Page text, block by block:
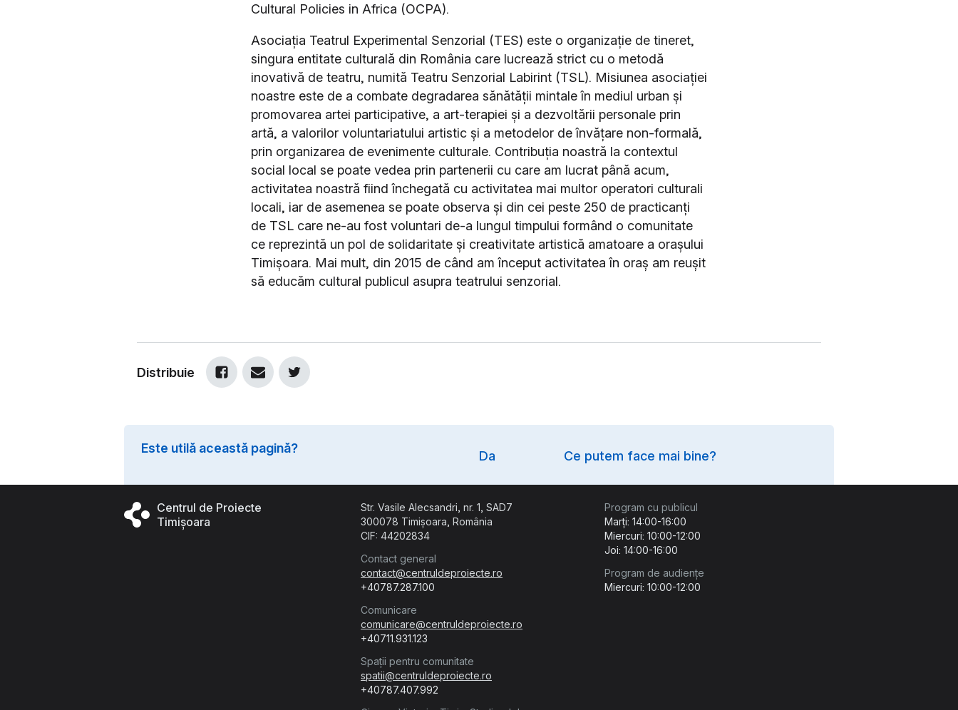
Cultural Policies in Africa (OCPA).
Asociația Teatrul Experimental Senzorial (TES) este o organizație de tineret,
singura entitate culturală din România care lucrează strict cu o metodă
inovativă de teatru, numită Teatru Senzorial Labirint (TSL). Misiunea asociației
noastre este de a combate degradarea sănătății mintale în mediul urban și
promovarea artei participative, a art-terapiei și a dezvoltării personale prin
artă, a valorilor voluntariatului artistic și a metodelor de învățare non-formală,
prin organizarea de evenimente culturale. Contribuția noastră la contextul
social local se poate vedea prin partenerii cu care am lucrat până acum,
activitatea noastră fiind închegată cu activitatea mai multor operatori culturali
locali, iar de asemenea se poate observa și din cei peste 250 de practicanți
de TSL care ne-au fost voluntari de-a lungul timpului formând o comunitate
ce reprezintă un pol de solidaritate și creativitate artistică amatoare a orașului
Timișoara. Mai mult, din 2015 de când am început activitatea în oraș am reușit
să educăm cultural publicul asupra teatrului senzorial.
Distribuie
Este utilă această pagină?
Da Ce putem face mai bine?
Centrul de Proiecte
Timișoara
Str. Vasile Alecsandri, nr. 1, SAD7
300078 Timișoara, România
CIF: 44202834
Contact general
contact@centruldeproiecte.ro
+40787.287.100
Comunicare
comunicare@centruldeproiecte.ro
+40711.931.123
Spații pentru comunitate
spatii@centruldeproiecte.ro
+40787.407.992
Program cu publicul
Marți: 14:00-16:00
Miercuri: 10:00-12:00
Joi: 14:00-16:00
Program de audiențe
Miercuri: 10:00-12:00